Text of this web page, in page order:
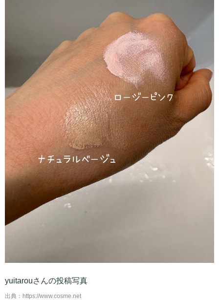
yuitarouさんの投稿写真
出典： https://www.cosme.net